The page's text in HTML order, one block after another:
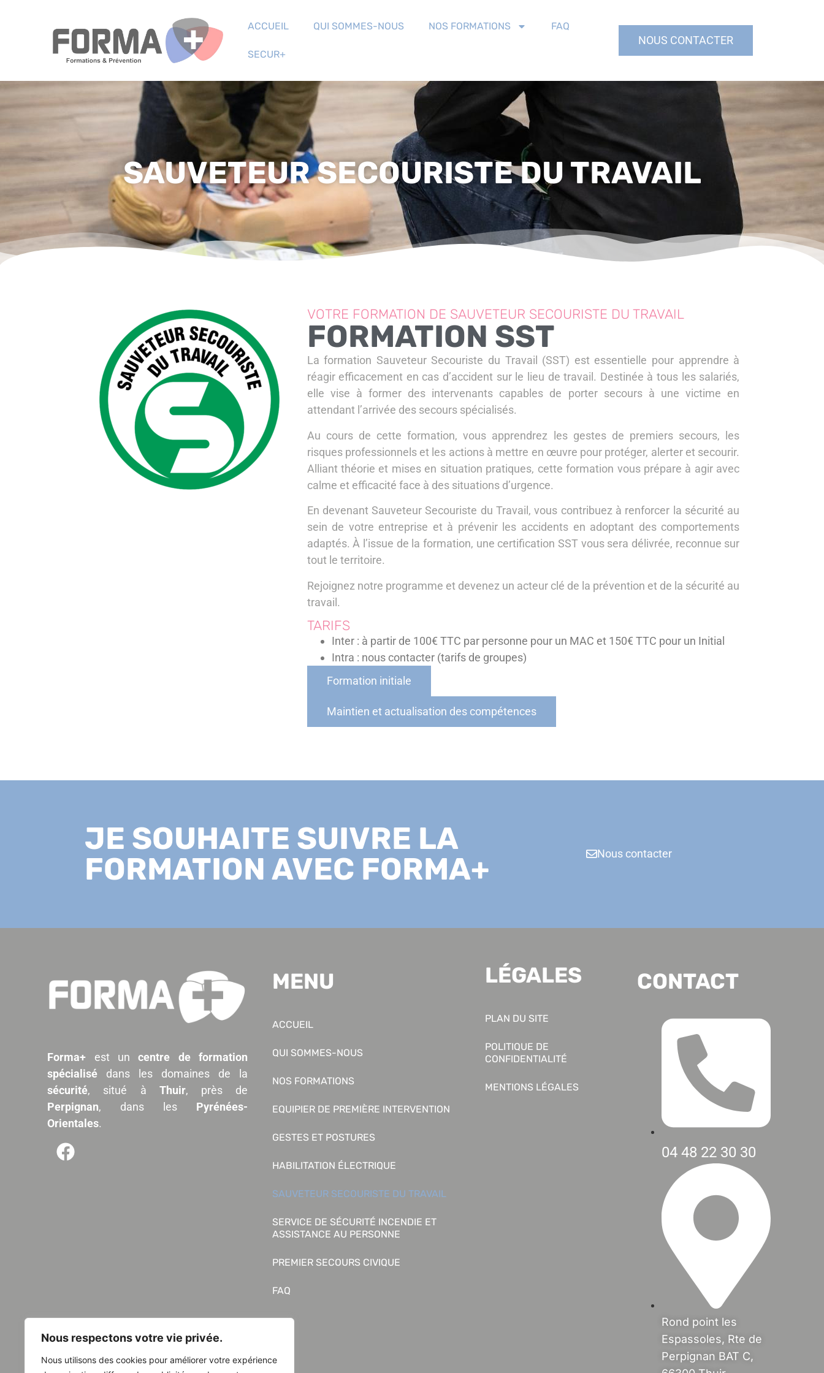
Nous respectons votre vie privée.
Nous utilisons des cookies pour améliorer votre expérience
ACCUEIL QUI SOMMES-NOUS NOS FORMATIONS FAQ
SECUR+
NOUS CONTACTER
SAUVETEUR SECOURISTE DU TRAVAIL
VOTRE FORMATION DE SAUVETEUR SECOURISTE DU TRAVAIL
FORMATION SST
La formation Sauveteur Secouriste du Travail (SST) est essentielle pour apprendre à
réagir efficacement en cas d’accident sur le lieu de travail. Destinée à tous les salariés,
elle vise à former des intervenants capables de porter secours à une victime en
attendant l’arrivée des secours spécialisés.
Au cours de cette formation, vous apprendrez les gestes de premiers secours, les
risques professionnels et les actions à mettre en œuvre pour protéger, alerter et secourir.
Alliant théorie et mises en situation pratiques, cette formation vous prépare à agir avec
calme et efficacité face à des situations d’urgence.
En devenant Sauveteur Secouriste du Travail, vous contribuez à renforcer la sécurité au
sein de votre entreprise et à prévenir les accidents en adoptant des comportements
adaptés. À l’issue de la formation, une certification SST vous sera délivrée, reconnue sur
tout le territoire.
Rejoignez notre programme et devenez un acteur clé de la prévention et de la sécurité au
travail.
TARIFS
Inter : à partir de 100€ TTC par personne pour un MAC et 150€ TTC pour un Initial
Intra : nous contacter (tarifs de groupes)
Formation initiale
Maintien et actualisation des compétences
JE SOUHAITE SUIVRE LA
FORMATION AVEC FORMA+
Nous contacter
Forma+ est uncentre de formation
spécialisé dans les domaines de la
sécurité, situé à Thuir, près de
Perpignan, dans les Pyrénées-
Orientales.
MENU
ACCUEIL
QUI SOMMES-NOUS
NOS FORMATIONS
EQUIPIER DE PREMIÈRE INTERVENTION
GESTES ET POSTURES
HABILITATION ÉLECTRIQUE
SAUVETEUR SECOURISTE DU TRAVAIL
SERVICE DE SÉCURITÉ INCENDIE ET
ASSISTANCE AU PERSONNE
PREMIER SECOURS CIVIQUE
FAQ
LÉGALES
PLAN DU SITE
POLITIQUE DE
CONFIDENTIALITÉ
MENTIONS LÉGALES
CONTACT
04 48 22 30 30
Rond point les
Espassoles, Rte de
Perpignan BAT C,